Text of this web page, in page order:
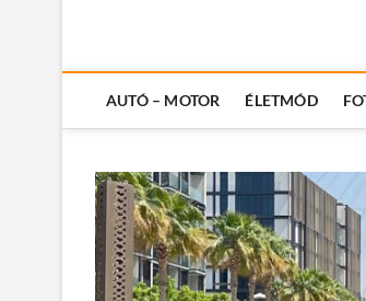
AUTÓ – MOTOR ÉLETMÓD